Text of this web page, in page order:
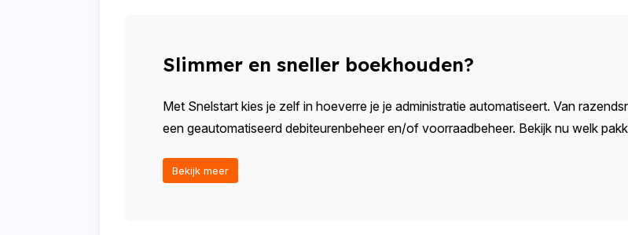
Slimmer en sneller boekhouden?
Met Snelstart kies je zelf in hoeverre je je administratie automatiseert. Van
een geautomatiseerd debiteurenbeheer en/of voorraadbeheer. Bekijk nu welk
Bekijk meer